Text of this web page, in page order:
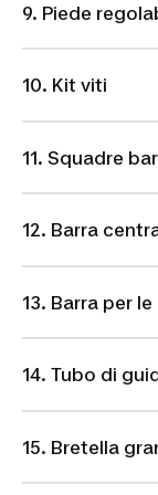
9. Piede
10. Kit viti
11. Squadre
12. Barra
13. Barra per
14. Tubo di
15. Bretella